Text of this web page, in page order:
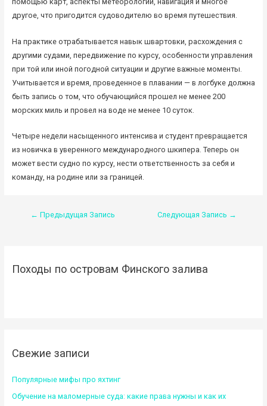
другое, что пригодится судоводителю во время путешествия.
На практике отрабатывается навык швартовки, расхождения с
другими судами, передвижение по курсу, особенности управления
при той или иной погодной ситуации и другие важные моменты.
Учитывается и время, проведенное в плавании — в логбуке должна
быть запись о том, что обучающийся прошел не менее 200
морских миль и провел на воде не менее 10 суток.
Четыре недели насыщенного интенсива и студент превращается
из новичка в уверенного международного шкипера. Теперь он
может вести судно по курсу, нести ответственность за себя и
команду, на родине или за границей.
Навигация
← Предыдущая Запись Следующая Запись →
Походы по островам Финского залива
Свежие записи
Популярные мифы про яхтинг
Обучение на маломерные суда: какие права нужны и как их